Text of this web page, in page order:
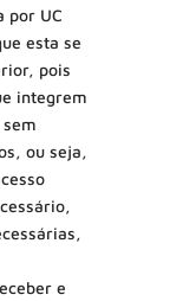
por UC
esta se
pois
integrem
ou seja,
e